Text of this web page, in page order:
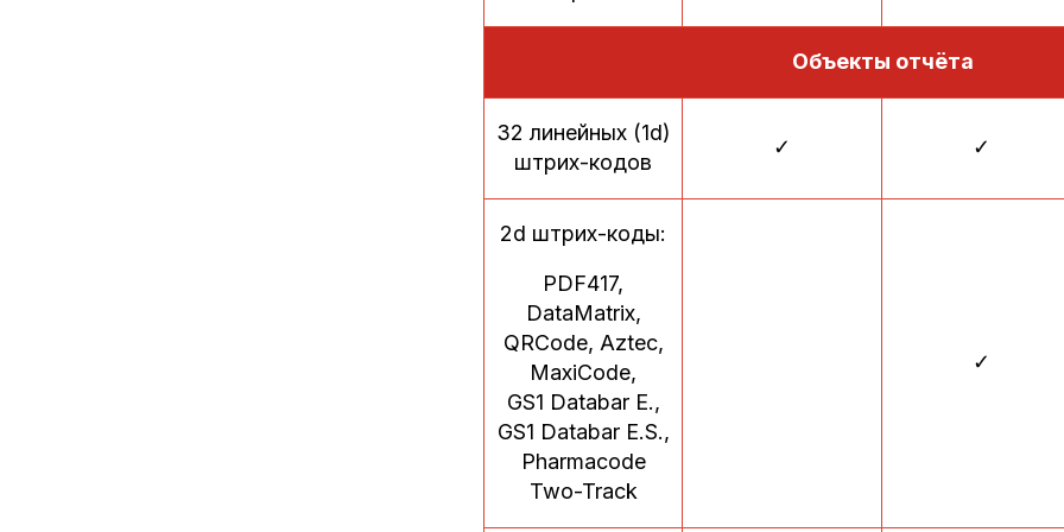
Объекты отчёта
32 линейных (1d)
штрих-кодов
✓ ✓
2d штрих-коды:
PDF417,
DataMatrix,
QRCode, Aztec,
MaxiCode,
GS1 Databar E.,
GS1 Databar E.S.,
Pharmacode
Two-Track
✓